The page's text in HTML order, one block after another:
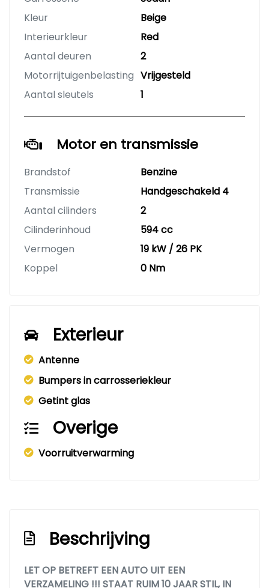
Kleur
Beige
Interieurkleur
Red
Aantal deuren
2
Motorrijtuigenbelasting Vrijgesteld
Aantal sleutels
1
Motor en transmissie
Brandstof
Benzine
Transmissie
Handgeschakeld 4
Aantal cilinders
2
Cilinderinhoud
594 cc
Vermogen
19 kW / 26 PK
Koppel
0 Nm
Exterieur
Antenne
Bumpers in carrosseriekleur
Getint glas
Overige
Voorruitverwarming
Beschrijving
LET OP BETREFT EEN AUTO UIT EEN
VERZAMELING !!! STAAT RUIM 10 JAAR STIL, IN